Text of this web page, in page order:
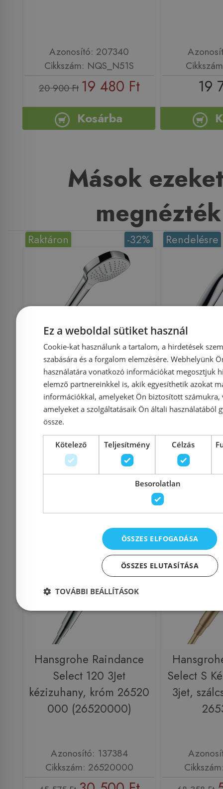
Azonosító: 207340
Cikkszám: NQS_N51S
20 900 Ft 19 480 Ft
Kosárba
19
Mások
megnézték
-32%
Raktáron
Hansgrohe Croma
Select E Vario
kézizuhany 26812 400
(26812400)
Azonosító: 144278
Cikkszám: 26812400
16 860 Ft
Kosárba
Rendelésre
Vario
000
-33%
Hansgrohe Raindance
Select 120 3Jet
kézizuhany, króm 26520
000 (26520000)
Azonosító: 137384
Cikkszám: 26520000
Rendelésre
Select S
3jet,
Ez a weboldal sütiket használ
Cookie-kat használunk a tartalom, a hirdetések
szabására és a forgalom elemzésére. Webhelyünk
használatára vonatkozó információkat megosztjuk
elemző partnereinkkel is, akik egyesíthetik azokat
információkkal, amelyeket Ön biztosított számukra,
amelyeket a szolgáltatásaik Ön általi használatából
össze.
Kötelező Teljesítmény Célzás
Besorolatlan
ÖSSZES ELFOGADÁSA
ÖSSZES ELUTASÍTÁSA
TOVÁBBI BEÁLLÍTÁSOK